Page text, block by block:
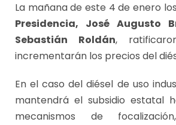
La mañana de este 4 de enero
Presidencia, José Augusto
Sebastián Roldán,
incrementarán los precios del
En el caso del diésel de uso
mantendrá el subsidio estatal
mecanismos de